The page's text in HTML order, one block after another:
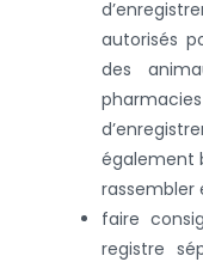
autorisés
des
également
rassembler
faire
registre